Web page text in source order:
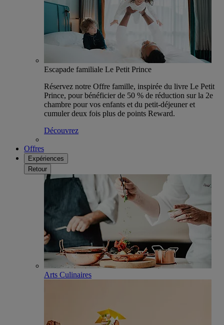
Escapade familiale Le Petit Prince
Réservez notre Offre famille, inspirée du livre Le Petit
Prince, pour bénéficier de 50 % de réduction sur la 2e
chambre pour vos enfants et du petit-déjeuner et
cumuler deux fois plus de points Reward.
Découvrez
Offres
Expériences
Retour
Arts Culinaires